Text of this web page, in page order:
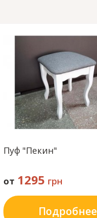
Пуф "Пекин"
от 1295 грн
Подробнее